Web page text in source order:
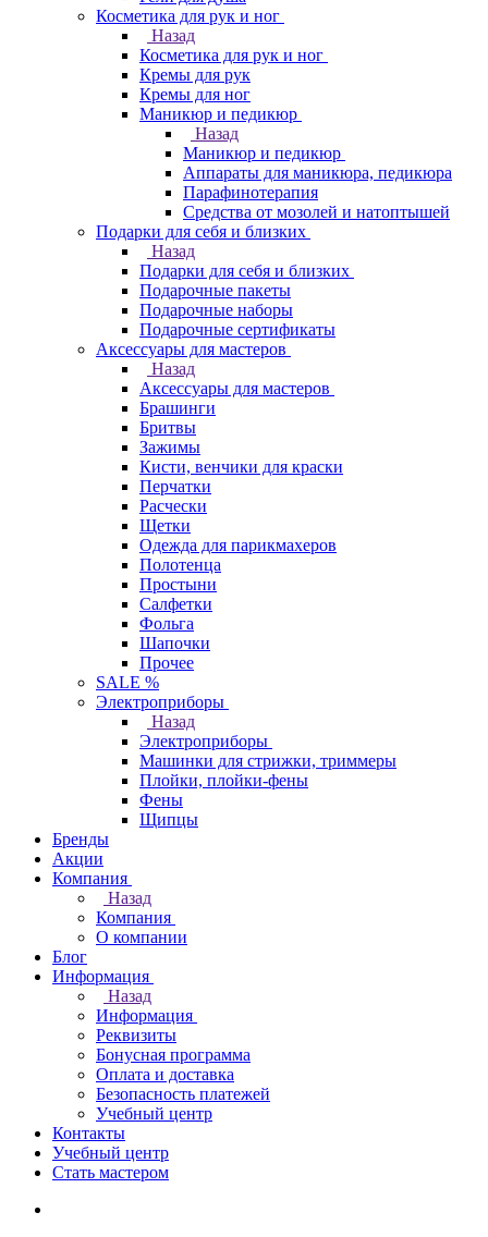
Косметика для рук и ног
Назад
Косметика для рук и ног
Кремы для рук
Кремы для ног
Маникюр и педикюр
Назад
Маникюр и педикюр
Аппараты для маникюра, педикюра
Парафинотерапия
Средства от мозолей и натоптышей
Подарки для себя и близких
Назад
Подарки для себя и близких
Подарочные пакеты
Подарочные наборы
Подарочные сертификаты
Аксессуары для мастеров
Назад
Аксессуары для мастеров
Брашинги
Бритвы
Зажимы
Кисти, венчики для краски
Перчатки
Расчески
Щетки
Одежда для парикмахеров
Полотенца
Простыни
Салфетки
Фольга
Шапочки
Прочее
SALE %
Электроприборы
Назад
Электроприборы
Машинки для стрижки, триммеры
Плойки, плойки-фены
Фены
Щипцы
Бренды
Акции
Компания
Назад
Компания
О компании
Блог
Информация
Назад
Информация
Реквизиты
Бонусная программа
Оплата и доставка
Безопасность платежей
Учебный центр
Контакты
Учебный центр
Стать мастером